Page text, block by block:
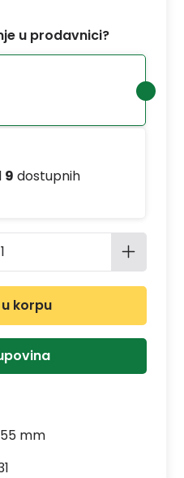
u prodavnici?
9 dostupnih
Unesite
korpu
mm